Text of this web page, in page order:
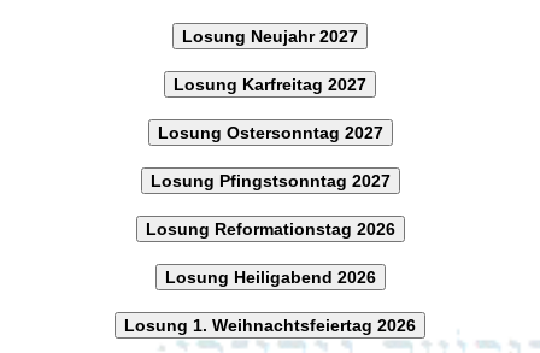
Losung Neujahr 2027
Losung Karfreitag 2027
Losung Ostersonntag 2027
Losung Pfingstsonntag 2027
Losung Reformationstag 2026
Losung Heiligabend 2026
Losung 1. Weihnachtsfeiertag 2026